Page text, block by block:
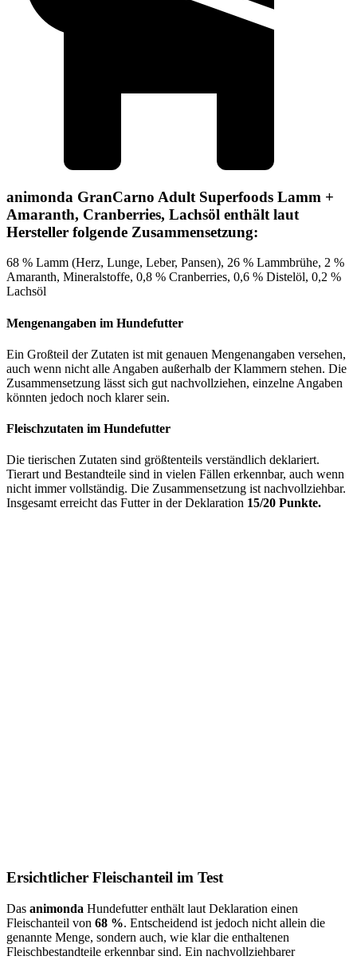
animonda GranCarno Adult Superfoods Lamm +
Amaranth, Cranberries, Lachsöl enthält laut
Hersteller folgende Zusammensetzung:
68 % Lamm (Herz, Lunge, Leber, Pansen), 26 % Lammbrühe, 2 %
Amaranth, Mineralstoffe, 0,8 % Cranberries, 0,6 % Distelöl, 0,2 %
Lachsöl
Mengenangaben im Hundefutter
Ein Großteil der Zutaten ist mit genauen Mengenangaben versehen,
auch wenn nicht alle Angaben außerhalb der Klammern stehen. Die
Zusammensetzung lässt sich gut nachvollziehen, einzelne Angaben
könnten jedoch noch klarer sein.
Fleischzutaten im Hundefutter
Die tierischen Zutaten sind größtenteils verständlich deklariert.
Tierart und Bestandteile sind in vielen Fällen erkennbar, auch wenn
nicht immer vollständig. Die Zusammensetzung ist nachvollziehbar.
Insgesamt erreicht das Futter in der Deklaration 15/20 Punkte.
Ersichtlicher Fleischanteil im Test
Das animonda Hundefutter enthält laut Deklaration einen
Fleischanteil von 68 %. Entscheidend ist jedoch nicht allein die
genannte Menge, sondern auch, wie klar die enthaltenen
Fleischbestandteile erkennbar sind. Ein nachvollziehbarer